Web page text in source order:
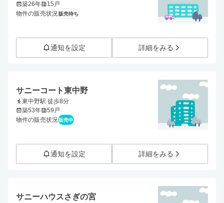
築26年
15戸
物件の販売状況販売待ち
通知を設定 詳細をみる
サニーコート東中野
東中野駅 徒歩8分
築53年
59戸
物件の販売状況販売中
通知を設定 詳細をみる
サニーハウスさぎの宮